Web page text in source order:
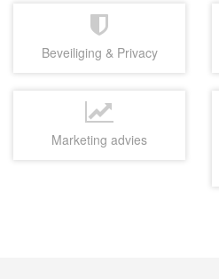
Beveiliging & Privacy
Marketing advies